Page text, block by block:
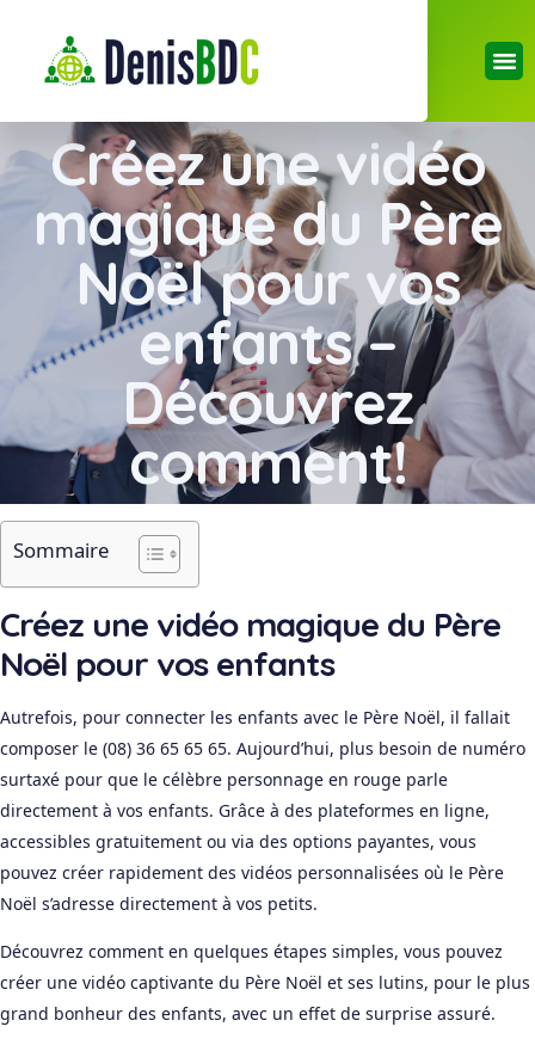
Créez une vidéo
magique du Père
Noël pour vos
enfants –
Découvrez
comment!
Sommaire
Créez une vidéo magique du Père
Noël pour vos enfants
Autrefois, pour connecter les enfants avec le Père Noël, il fallait
composer le (08) 36 65 65 65. Aujourd’hui, plus besoin de numéro
surtaxé pour que le célèbre personnage en rouge parle
directement à vos enfants. Grâce à des plateformes en ligne,
accessibles gratuitement ou via des options payantes, vous
pouvez créer rapidement des vidéos personnalisées où le Père
Noël s’adresse directement à vos petits.
Découvrez comment en quelques étapes simples, vous pouvez
créer une vidéo captivante du Père Noël et ses lutins, pour le plus
grand bonheur des enfants, avec un effet de surprise assuré.